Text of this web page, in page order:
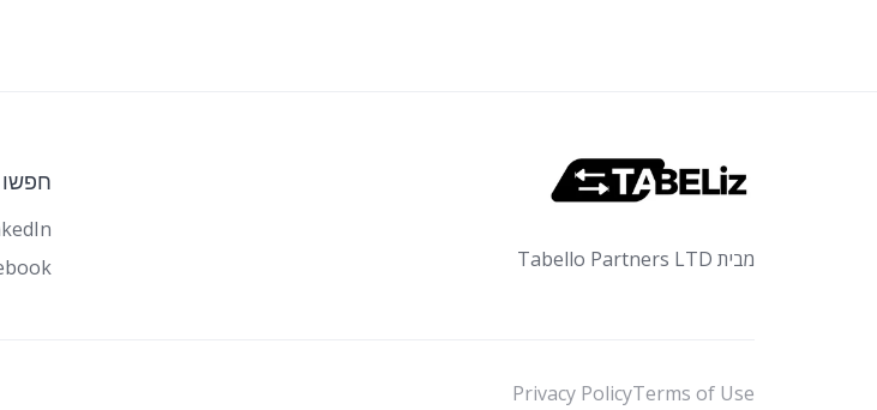
מבית Tabello Partners LTD
חפשו
Terms of Use
Privacy Policy